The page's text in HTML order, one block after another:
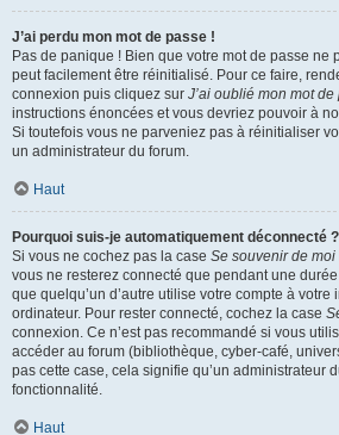
J’ai perdu mon mot de passe !
Pas de panique ! Bien que votre mot de passe ne
peut facilement être réinitialisé. Pour ce faire,
connexion puis cliquez sur J’ai oublié mon mot de
instructions énoncées et vous devriez pouvoir à
Si toutefois vous ne parveniez pas à réinitialiser
un administrateur du forum.
Haut
Pourquoi suis-je automatiquement déconnecté ?
Si vous ne cochez pas la case Se souvenir de moi
vous ne resterez connecté que pendant une
que quelqu’un d’autre utilise votre compte à votre
ordinateur. Pour rester connecté, cochez la case
connexion. Ce n’est pas recommandé si vous
accéder au forum (bibliothèque, cyber-café,
pas cette case, cela signifie qu’un administrateur
fonctionnalité.
Haut